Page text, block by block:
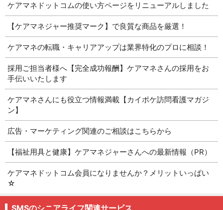
ケアマネドットコムの使い方ページをリニューアルしました
【ケアマネジャー推奨マーク】で良質な商品を厳選！
ケアマネの転職・キャリアアップは業界特化のプロに相談！
採用ご担当者様へ【完全成功報酬】ケアマネさんの採用をお
手伝いいたします
ケアマネさんにも役立つ情報満載【カイポケ訪問看護マガジ
ン】
広告・マーケティング関連のご相談はこちらから
【福祉用具と健康】ケアマネジャーさんへの最新情報（PR）
ケアマネドットコム会員になりませんか？メリットいっぱい
☆